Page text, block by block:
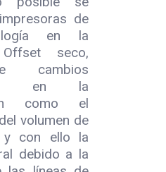
de
en la
seco,
cambios
en la
como el
volumen de
y con ello la
debido a la